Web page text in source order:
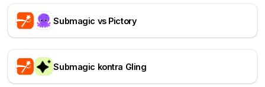
Submagic vs Pictory
Submagic kontra Gling